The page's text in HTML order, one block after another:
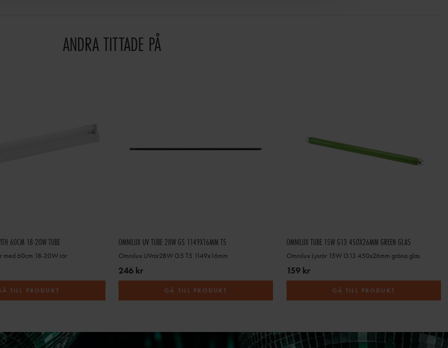
ANDRA TITTADE PÅ
60CM 18-20W TUBE
med 60cm 18-20W rör
TILL PRODUKT
OMNILUX UV TUBE 28W G5 1149X16MM T5
Omnilux UVrör28W G5 T5 1149x16mm
246 kr
GÅ TILL PRODUKT
OMNILUX TUBE 15W G13 450X26MM GREEN GLAS
Omnilux Lysrör 15W G13 450x26mm gröna glas
159 kr
GÅ TILL PRODUKT